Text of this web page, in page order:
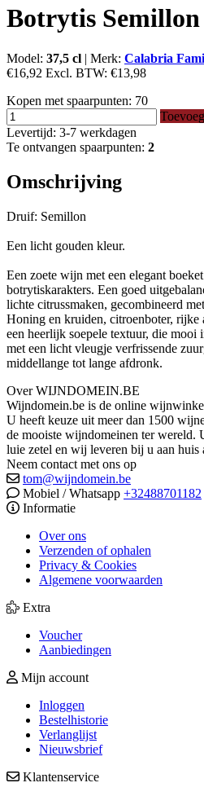
Botrytis Semillon
Model: 37,5 cl | Merk: Calabria
€16,92 Excl. BTW: €13,98
Kopen met spaarpunten: 70
Levertijd: 3-7 werkdagen
Te ontvangen spaarpunten: 2
Omschrijving
Druif: Semillon
Een licht gouden kleur.
Een zoete wijn met een elegant
botrytiskarakters. Een goed
lichte citrussmaken, gecombineerd
Honing en kruiden, citroenboter, rijke
een heerlijk soepele textuur, die mooi
met een licht vleugje verfrissende
middellange tot lange afdronk.
Over WIJNDOMEIN.BE
Wijndomein.be is de online
U heeft keuze uit meer dan 1500
de mooiste wijndomeinen ter wereld.
luie zetel en wij leveren bij u aan huis
Neem contact met ons op
tom@wijndomein.be
Mobiel / Whatsapp +32488701182
Informatie
Over ons
Verzenden of ophalen
Privacy & Cookies
Algemene voorwaarden
Extra
Voucher
Aanbiedingen
Mijn account
Inloggen
Bestelhistorie
Verlanglijst
Nieuwsbrief
Klantenservice